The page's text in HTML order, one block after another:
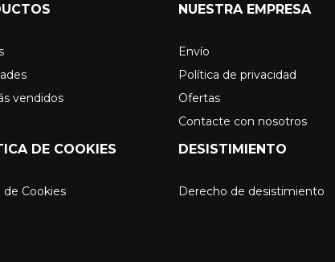
vendidos
NUESTRA EMPRESA
Envío
Política de privacidad
Ofertas
Contacte con nosotros
DE COOKIES
de Cookies
DESISTIMIENTO
Derecho de desistimiento